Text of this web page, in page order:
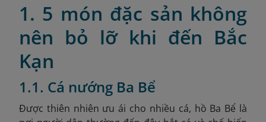
1. 5 món đặc sản không
nên bỏ lỡ khi đến Bắc
Kạn
1.1. Cá nướng Ba Bể
Được thiên nhiên ưu ái cho nhiều cá, hồ Ba Bể là